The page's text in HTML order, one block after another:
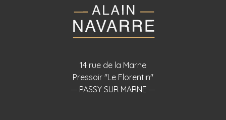
14 rue de la Marne
Pressoir "Le Florentin"
— PASSY SUR MARNE —